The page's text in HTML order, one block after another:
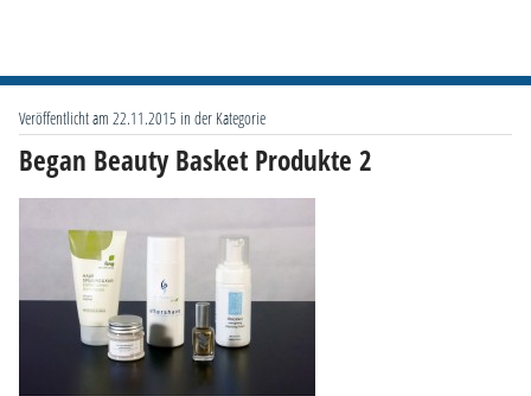
Veröffentlicht am 22.11.2015 in der Kategorie
Began Beauty Basket Produkte 2